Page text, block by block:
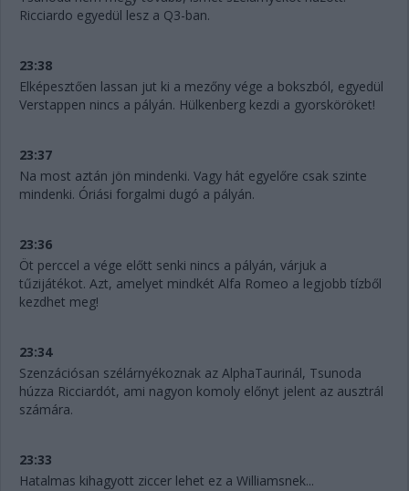
Ricciardo egyedül lesz a Q3-ban.
23:38
Elképesztően lassan jut ki a mezőny vége a bokszból, egyedül
Verstappen nincs a pályán. Hülkenberg kezdi a gyorsköröket!
23:37
Na most aztán jön mindenki. Vagy hát egyelőre csak szinte
mindenki. Óriási forgalmi dugó a pályán.
23:36
Öt perccel a vége előtt senki nincs a pályán, várjuk a
tűzijátékot. Azt, amelyet mindkét Alfa Romeo a legjobb tízből
kezdhet meg!
23:34
Szenzációsan szélárnyékoznak az AlphaTaurinál, Tsunoda
húzza Ricciardót, ami nagyon komoly előnyt jelent az ausztrál
számára.
23:33
Hatalmas kihagyott ziccer lehet ez a Williamsnek...